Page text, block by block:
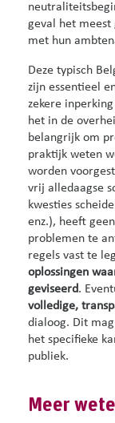
geval het meest
met hun
Deze typisch
zijn essentieel
zekere
het in de
belangrijk om
praktijk weten
worden
vrij alledaagse
kwesties
enz.), heeft
problemen te
regels vast te
oplossingen
geviseerd.
volledige,
dialoog. Dit
het specifieke
publiek.
Meer